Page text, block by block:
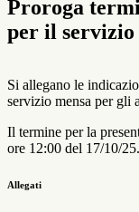
Proroga
per il servizio
Si allegano le
servizio mensa per gli
Il termine per la
ore 12:00 del 17/10/25.
Allegati